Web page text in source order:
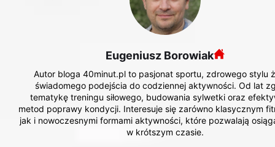
Eugeniusz Borowiak
Autor bloga 40minut.pl to pasjonat sportu, zdrowego stylu
świadomego podejścia do codziennej aktywności. Od lat
tematykę treningu siłowego, budowania sylwetki oraz
metod poprawy kondycji. Interesuje się zarówno klasycznym
jak i nowoczesnymi formami aktywności, które pozwalają
w krótszym czasie.